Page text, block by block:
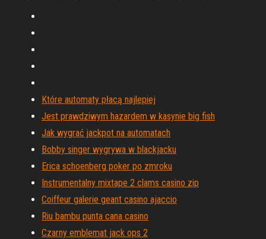
Które automaty płacą najlepiej
Jest prawdziwym hazardem w kasynie big fish
Jak wygrać jackpot na automatach
Bobby singer wygrywa w blackjacku
Erica schoenberg poker po zmroku
Instrumentalny mixtape 2 clams casino zip
Coiffeur galerie geant casino ajaccio
Riu bambu punta cana casino
Czarny emblemat jack ops 2